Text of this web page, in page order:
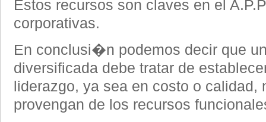
Estos recursos son claves en el
corporativas.
En conclusi�n podemos decir que
diversificada debe tratar de
liderazgo, ya sea en costo o calidad,
provengan de los recursos